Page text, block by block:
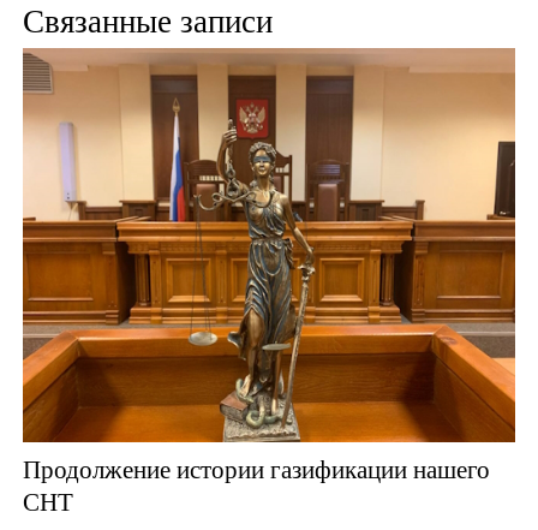
Связанные записи
Продолжение истории газификации нашего
СНТ